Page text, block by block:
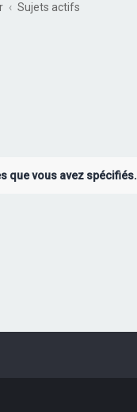
Sujets actifs
que vous avez spécifiés.